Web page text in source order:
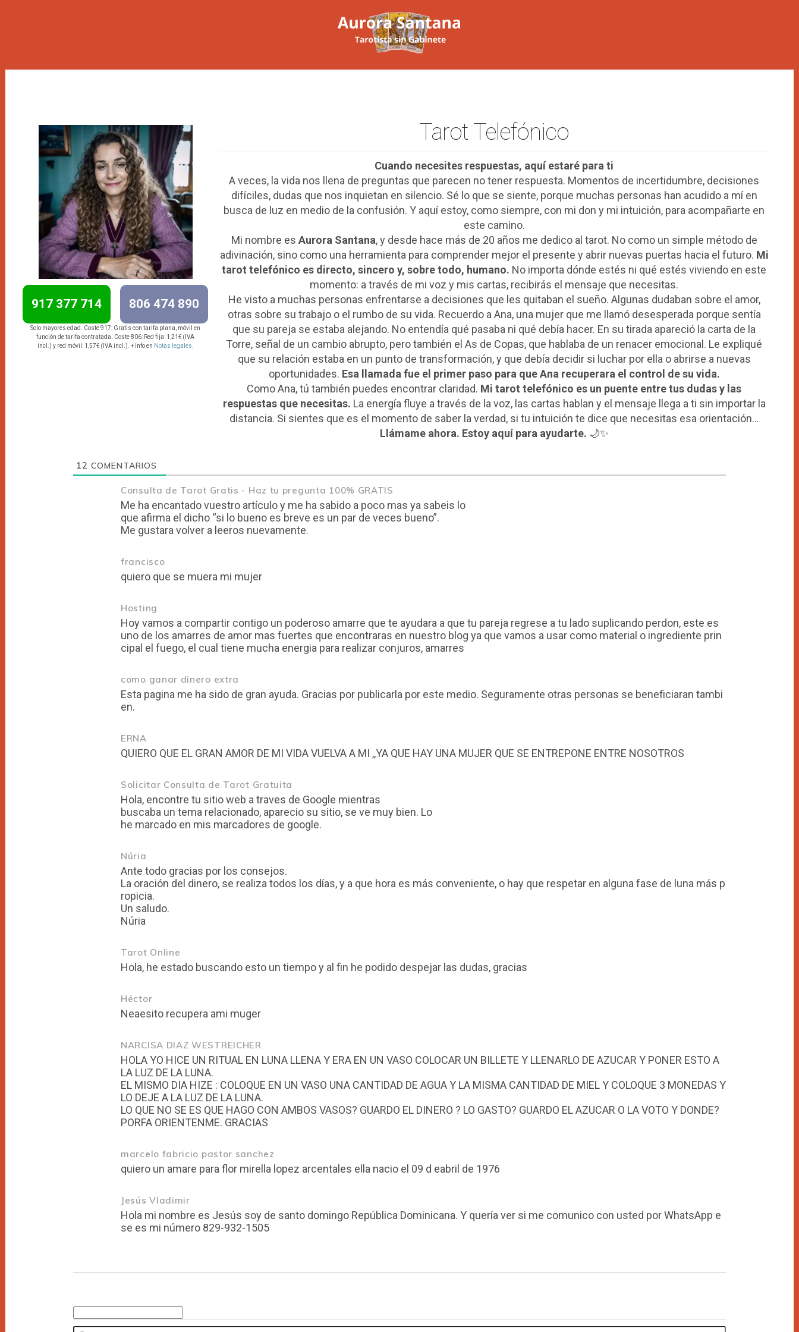
917 377 714 806 474 890
Solo mayores edad. Coste 917: Gratis con tarifa plana, móvil en
función de tarifa contratada. Coste 806: Red fija: 1,21€ (IVA
incl.) y red móvil: 1,57€ (IVA incl.). + Info en Notas legales
Tarot Telefónico
Cuando necesites respuestas, aquí estaré para ti
A veces, la vida nos llena de preguntas que parecen no tener respuesta. Momentos de incertidumbre, decisiones
difíciles, dudas que nos inquietan en silencio. Sé lo que se siente, porque muchas personas han acudido a mí en
busca de luz en medio de la confusión. Y aquí estoy, como siempre, con mi don y mi intuición, para acompañarte en
este camino.
Mi nombre es Aurora Santana, y desde hace más de 20 años me dedico al tarot. No como un simple método de
adivinación, sino como una herramienta para comprender mejor el presente y abrir nuevas puertas hacia el futuro. Mi
tarot telefónico es directo, sincero y, sobre todo, humano. No importa dónde estés ni qué estés viviendo en este
momento: a través de mi voz y mis cartas, recibirás el mensaje que necesitas.
He visto a muchas personas enfrentarse a decisiones que les quitaban el sueño. Algunas dudaban sobre el amor,
otras sobre su trabajo o el rumbo de su vida. Recuerdo a Ana, una mujer que me llamó desesperada porque sentía
que su pareja se estaba alejando. No entendía qué pasaba ni qué debía hacer. En su tirada apareció la carta de la
Torre, señal de un cambio abrupto, pero también el As de Copas, que hablaba de un renacer emocional. Le expliqué
que su relación estaba en un punto de transformación, y que debía decidir si luchar por ella o abrirse a nuevas
oportunidades. Esa llamada fue el primer paso para que Ana recuperara el control de su vida.
Como Ana, tú también puedes encontrar claridad. Mi tarot telefónico es un puente entre tus dudas y las
respuestas que necesitas. La energía fluye a través de la voz, las cartas hablan y el mensaje llega a ti sin importar la
distancia. Si sientes que es el momento de saber la verdad, si tu intuición te dice que necesitas esa orientación…
Llámame ahora. Estoy aquí para ayudarte. 🌙✨
12 COMENTARIOS
Consulta de Tarot Gratis - Haz tu pregunta 100% GRATIS
Me ha encantado vuestro artículo y me ha sabido a poco mas ya sabeis lo
que afirma el dicho “si lo bueno es breve es un par de veces bueno”.
Me gustara volver a leeros nuevamente.
francisco
quiero que se muera mi mujer
Hosting
Hoy vamos a compartir contigo un poderoso amarre que te ayudara a que tu pareja regrese a tu lado suplicando perdon, este es
uno de los amarres de amor mas fuertes que encontraras en nuestro blog ya que vamos a usar como material o ingrediente prin
cipal el fuego, el cual tiene mucha energia para realizar conjuros, amarres
como ganar dinero extra
Esta pagina me ha sido de gran ayuda. Gracias por publicarla por este medio. Seguramente otras personas se beneficiaran tambi
en.
ERNA
QUIERO QUE EL GRAN AMOR DE MI VIDA VUELVA A MI ,,YA QUE HAY UNA MUJER QUE SE ENTREPONE ENTRE NOSOTROS
Solicitar Consulta de Tarot Gratuita
Hola, encontre tu sitio web a traves de Google mientras
buscaba un tema relacionado, aparecio su sitio, se ve muy bien. Lo
he marcado en mis marcadores de google.
Núria
Ante todo gracias por los consejos.
La oración del dinero, se realiza todos los días, y a que hora es más conveniente, o hay que respetar en alguna fase de luna más p
ropicia.
Un saludo.
Núria
Tarot Online
Hola, he estado buscando esto un tiempo y al fin he podido despejar las dudas, gracias
Héctor
Neaesito recupera ami muger
NARCISA DIAZ WESTREICHER
HOLA YO HICE UN RITUAL EN LUNA LLENA Y ERA EN UN VASO COLOCAR UN BILLETE Y LLENARLO DE AZUCAR Y PONER ESTO A
LA LUZ DE LA LUNA.
EL MISMO DIA HIZE : COLOQUE EN UN VASO UNA CANTIDAD DE AGUA Y LA MISMA CANTIDAD DE MIEL Y COLOQUE 3 MONEDAS Y
LO DEJE A LA LUZ DE LA LUNA.
LO QUE NO SE ES QUE HAGO CON AMBOS VASOS? GUARDO EL DINERO ? LO GASTO? GUARDO EL AZUCAR O LA VOTO Y DONDE?
PORFA ORIENTENME. GRACIAS
marcelo fabricio pastor sanchez
quiero un amare para flor mirella lopez arcentales ella nacio el 09 d eabril de 1976
Jesús Vladimir
Hola mi nombre es Jesús soy de santo domingo República Dominicana. Y quería ver si me comunico con usted por WhatsApp e
se es mi número 829-932-1505